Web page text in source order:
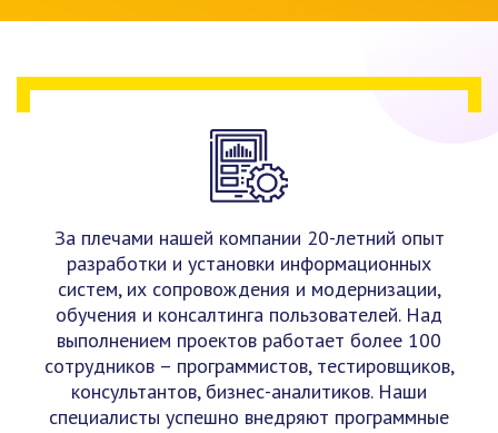
За плечами нашей компании 20-летний опыт
разработки и установки информационных
систем, их сопровождения и модернизации,
обучения и консалтинга пользователей. Над
выполнением проектов работает более 100
сотрудников – программистов, тестировщиков,
консультантов, бизнес-аналитиков. Наши
специалисты успешно внедряют программные